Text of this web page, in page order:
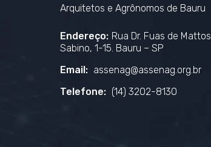
Arquitetos e Agrônomos de Bauru
Endereço: Rua Dr. Fuas de Mattos
Sabino, 1-15. Bauru – SP
Email: assenag@assenag.org.br
Telefone: (14) 3202-8130